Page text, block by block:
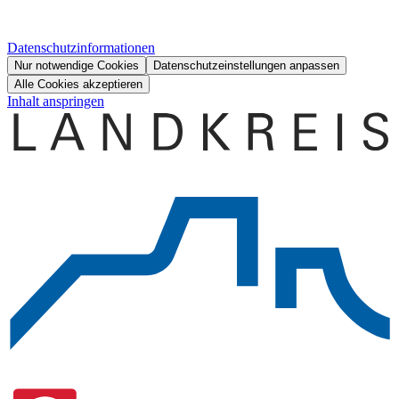
Datenschutzinformationen
Nur notwendige Cookies
Datenschutzeinstellungen anpassen
Alle Cookies akzeptieren
Inhalt anspringen